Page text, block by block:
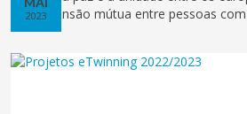
2023
compreensão mútua entre pessoas